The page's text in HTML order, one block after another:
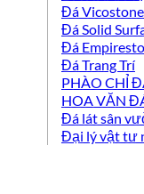
Đá Vicostone
Đá Solid
Đá
Đá Trang Trí
PHÀO CHỈ
HOA VĂN
Đá lát sân
Đại lý vật tư